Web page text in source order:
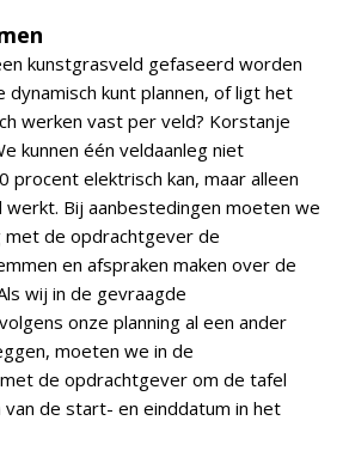
kunstgrasveld gefaseerd worden
kunt plannen, of ligt het
werken vast per veld? Korstanje
kunnen één veldaanleg niet
procent elektrisch kan, maar alleen
Bij aanbestedingen moeten we
met de opdrachtgever de
en afspraken maken over de
wij in de gevraagde
onze planning al een ander
moeten we in de
de opdrachtgever om de tafel
de start- en einddatum in het